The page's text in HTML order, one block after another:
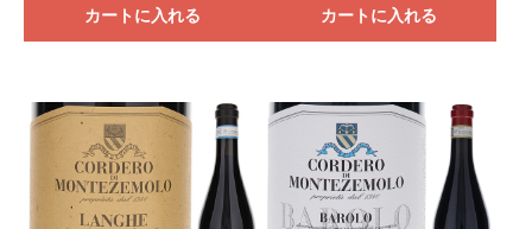
カートに入れる カートに入れる